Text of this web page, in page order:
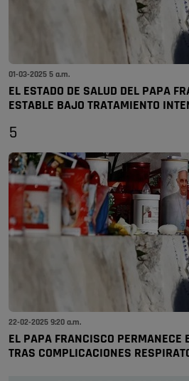
01-03-2025 5 a.m.
EL ESTADO DE SALUD DEL PAPA
ESTABLE BAJO TRATAMIENTO
5
22-02-2025 9:20 a.m.
EL PAPA FRANCISCO PERMANECE
TRAS COMPLICACIONES